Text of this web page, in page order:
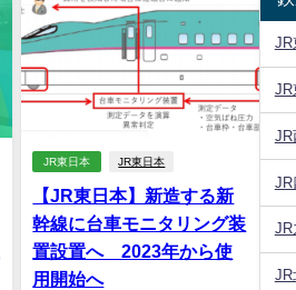
JR東日本 JR東日本
【JR東日本】新造する新
幹線に台車モニタリング装
置設置へ 2023年から使
用開始へ
JR
JR
JR
JR
JR
JR